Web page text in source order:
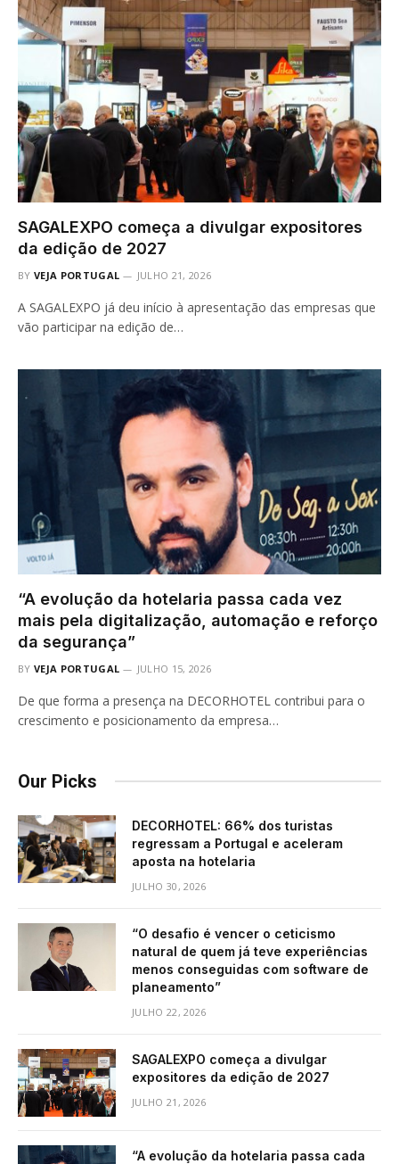
SAGALEXPO começa a divulgar expositores
da edição de 2027
BY VEJA PORTUGAL JULHO 21, 2026
A SAGALEXPO já deu início à apresentação das empresas que
vão participar na edição de…
“A evolução da hotelaria passa cada vez
mais pela digitalização, automação e reforço
da segurança”
BY VEJA PORTUGAL JULHO 15, 2026
De que forma a presença na DECORHOTEL contribui para o
crescimento e posicionamento da empresa…
Our Picks
DECORHOTEL: 66% dos turistas
regressam a Portugal e aceleram
aposta na hotelaria
JULHO 30, 2026
“O desafio é vencer o ceticismo
natural de quem já teve experiências
menos conseguidas com software de
planeamento”
JULHO 22, 2026
SAGALEXPO começa a divulgar
expositores da edição de 2027
JULHO 21, 2026
“A evolução da hotelaria passa cada